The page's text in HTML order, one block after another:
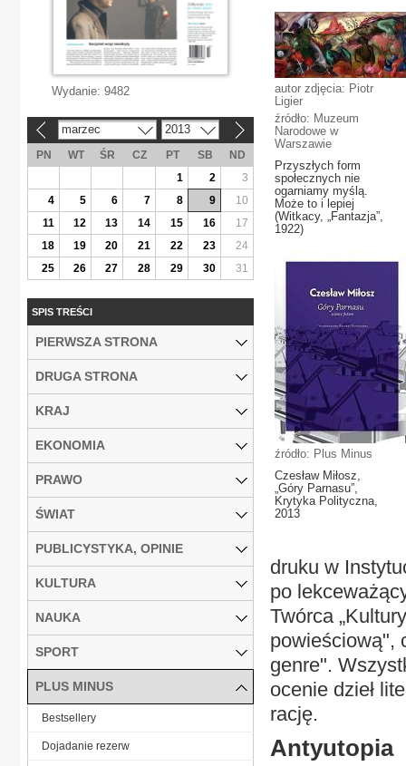
autor zdjęcia: Piotr
Ligier
źródło: Muzeum
Narodowe w
Warszawie
Przyszłych form
społecznych nie
ogarniamy myślą.
Może to i lepiej
(Witkacy, „Fantazja”,
1922)
źródło: Plus Minus
Czesław Miłosz,
„Góry Parnasu”,
Krytyka Polityczna,
2013
druku w
po
Twórca
powieściową",
genre".
ocenie dzieł
rację.
Antyutopia
Wydanie: 9482
marzec 2013
PN WT ŚR CZ PT SB
ND
1
2
3
4
5 6 7 8 9
10
11
12 13 14 15 16
17
18
19 20 21 22 23
24
25
26 27 28 29 30 31
SPIS TREŚCI
PIERWSZA STRONA
DRUGA STRONA
KRAJ
EKONOMIA
PRAWO
ŚWIAT
PUBLICYSTYKA, OPINIE
KULTURA
NAUKA
SPORT
PLUS MINUS
Bestsellery
Dojadanie rezerw